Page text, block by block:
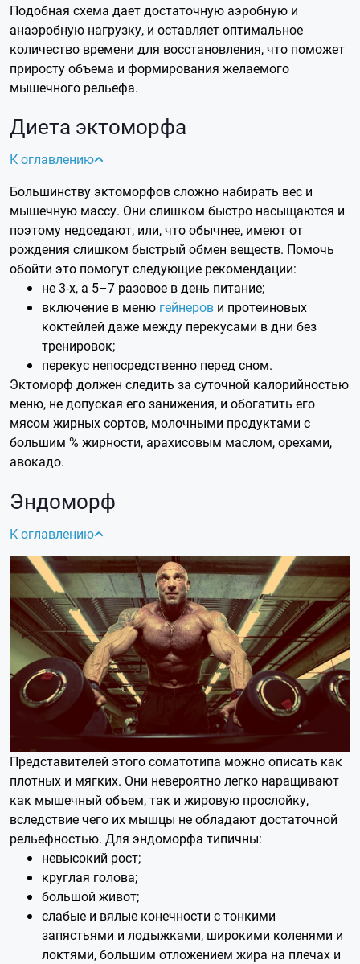
Подобная схема дает достаточную аэробную и
анаэробную нагрузку, и оставляет оптимальное
количество времени для восстановления, что поможет
приросту объема и формирования желаемого
мышечного рельефа.
Диета эктоморфа
К оглавлению
Большинству эктоморфов сложно набирать вес и
мышечную массу. Они слишком быстро насыщаются и
поэтому недоедают, или, что обычнее, имеют от
рождения слишком быстрый обмен веществ. Помочь
обойти это помогут следующие рекомендации:
не 3-х, а 5–7 разовое в день питание;
включение в меню гейнеров и протеиновых
коктейлей даже между перекусами в дни без
тренировок;
перекус непосредственно перед сном.
Эктоморф должен следить за суточной калорийностью
меню, не допуская его занижения, и обогатить его
мясом жирных сортов, молочными продуктами с
большим % жирности, арахисовым маслом, орехами,
авокадо.
Эндоморф
К оглавлению
Представителей этого соматотипа можно описать как
плотных и мягких. Они невероятно легко наращивают
как мышечный объем, так и жировую прослойку,
вследствие чего их мышцы не обладают достаточной
рельефностью. Для эндоморфа типичны:
невысокий рост;
круглая голова;
большой живот;
слабые и вялые конечности с тонкими
запястьями и лодыжками, широкими коленями и
локтями, большим отложением жира на плечах и